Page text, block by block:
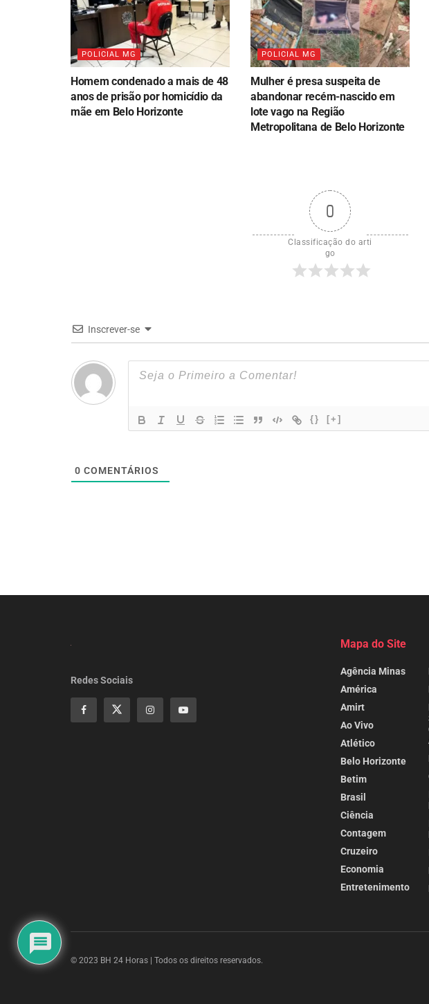
POLICIAL MG
Homem condenado a mais de 48
anos de prisão por homicídio da
mãe em Belo Horizonte
POLICIAL MG
Mulher é presa suspeita de
abandonar recém-nascido em
lote vago na Região
Metropolitana de Belo Horizonte
0
Classificação do arti
go
Inscrever-se
{} [+]
0 COMENTÁRIOS
Redes Sociais
Mapa do Site
Agência Minas
América
Amirt
Ao Vivo
Atlético
Belo Horizonte
Betim
Brasil
Ciência
Contagem
Cruzeiro
Economia
Entretenimento
© 2023 BH 24 Horas | Todos os direitos reservados.